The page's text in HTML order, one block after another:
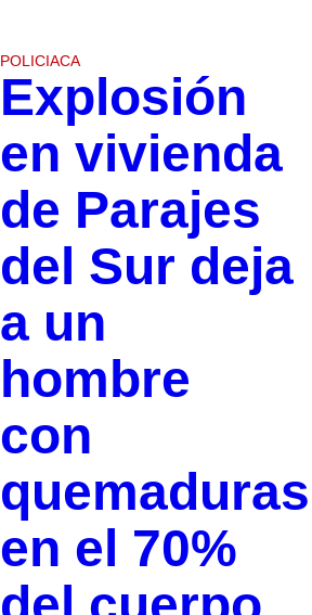
POLICIACA
Explosión
en vivienda
de Parajes
del Sur deja
a un
hombre
con
quemaduras
en el 70%